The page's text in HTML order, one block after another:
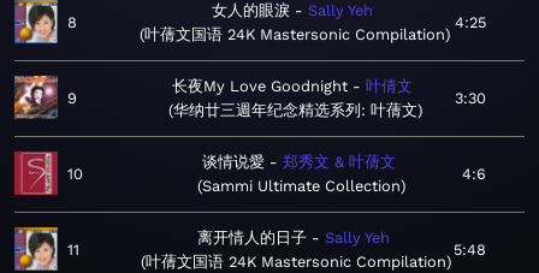
8
女人的眼淚
Sally Yeh
叶蒨文国语 24K Mastersonic Compilation
4:25
9
长夜My Love Goodnight
叶倩文
华纳廿三週年纪念精选系列: 叶蒨文
3:30
10
谈情说愛
郑秀文 & 叶蒨文
Sammi Ultimate Collection
4:6
11
离开情人的日子
Sally Yeh
叶蒨文国语 24K Mastersonic Compilation
5:48